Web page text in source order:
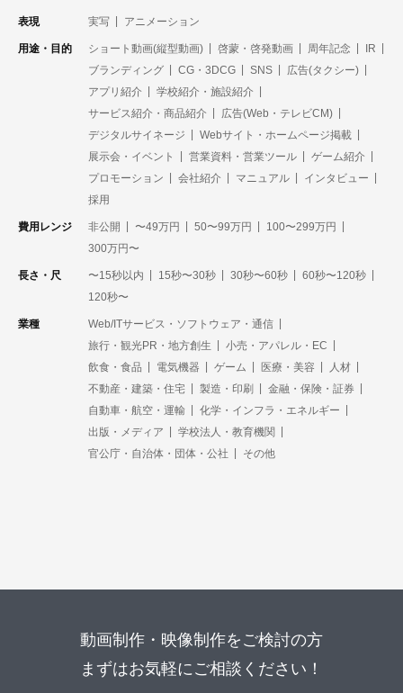
表現 実写 アニメーション
用途・目的 ショート動画(縦型動画) 啓蒙・啓発動画 周年記念
IR
ブランディング
CG・3DCG SNS
広告(タクシー)
アプリ紹介
学校紹介・施設紹介
サービス紹介・商品紹介
広告(Web・テレビCM)
デジタルサイネージ
Webサイト・ホームページ掲載
展示会・イベント
営業資料・営業ツール
ゲーム紹介
プロモーション
会社紹介 マニュアル
インタビュー
採用
費用レンジ 非公開 〜49万円 50〜99万円
100〜299万円
300万円〜
長さ・尺 〜15秒以内 15秒〜30秒 30秒〜60秒
60秒〜120秒
120秒〜
業種
Web/ITサービス・ソフトウェア・通信
旅行・観光PR・地方創生
小売・アパレル・EC
飲食・食品
電気機器 ゲーム 医療・美容
人材
不動産・建築・住宅
製造・印刷
金融・保険・証券
自動車・航空・運輸
化学・インフラ・エネルギー
出版・メディア
学校法人・教育機関
官公庁・自治体・団体・公社
その他
動画制作・映像制作をご検討の方
まずはお気軽にご相談ください！